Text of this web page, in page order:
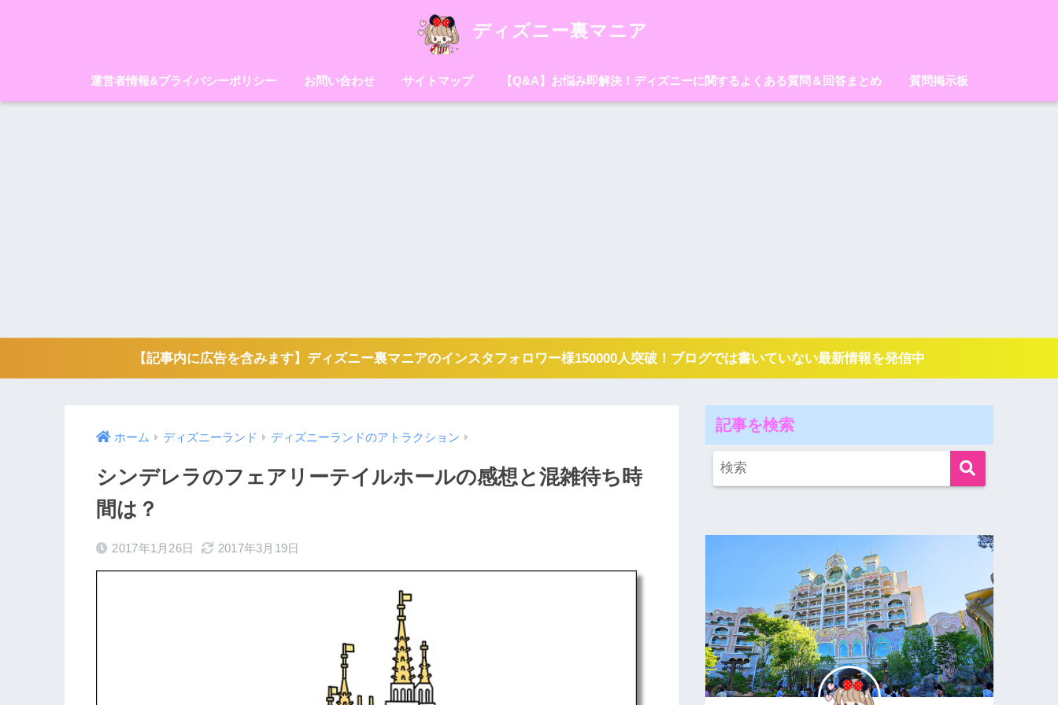
ディズニー裏マニア
運営者情報&プライバシーポリシー お問い合わせ サイトマップ 【Q&A】お悩み即解決！ディズニーに関するよくある質問＆回答まとめ 質問掲示板
【記事内に広告を含みます】ディズニー裏マニアのインスタフォロワー様150000人突破！ブログでは書いていない最新情報を発信中
ホーム ディズニーランド ディズニーランドのアトラクション
シンデレラのフェアリーテイルホールの感想と混雑待ち時
間は？
2017年1月26日 2017年3月19日
記事を検索